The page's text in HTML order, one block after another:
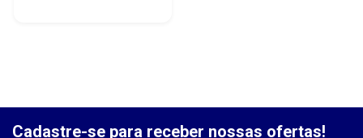
Cadastre-se para receber nossas ofertas!